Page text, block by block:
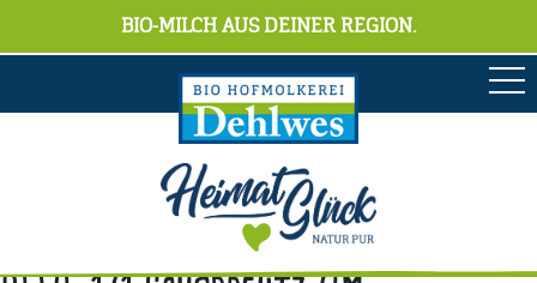
BIO-MILCH AUS DEINER REGION.